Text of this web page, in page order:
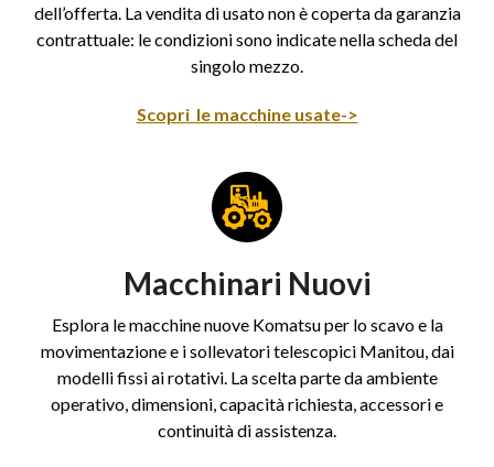
dell’offerta. La vendita di usato non è coperta da garanzia
contrattuale: le condizioni sono indicate nella scheda del
singolo mezzo.
Scopri le macchine usate->
Macchinari Nuovi
Esplora le macchine nuove Komatsu per lo scavo e la
movimentazione e i sollevatori telescopici Manitou, dai
modelli fissi ai rotativi. La scelta parte da ambiente
operativo, dimensioni, capacità richiesta, accessori e
continuità di assistenza.